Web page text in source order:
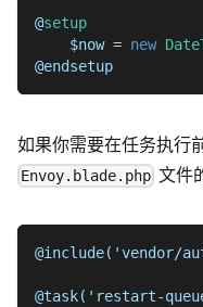
@setup
$now = new
@endsetup
如果你需要在任务执行
Envoy.blade.php 文件
@include('vendor/
@task('restart-